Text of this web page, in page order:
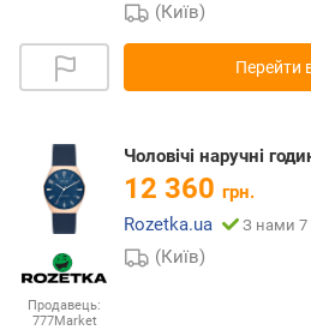
(Київ)
Перейти
Продавець:
777Market
Чоловічі наручні
12 360 грн.
Rozetka.ua
З нами 7
(Київ)